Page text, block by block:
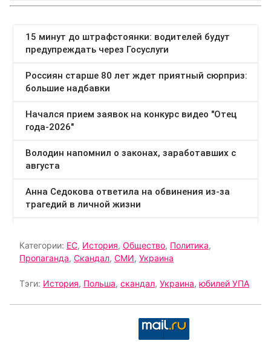
Категории: ЕС, История, Общество, Политика,
Пропаганда, Скандал, СМИ, Украина
Тэги: История, Польша, скандал, Украина, юбилей УПА